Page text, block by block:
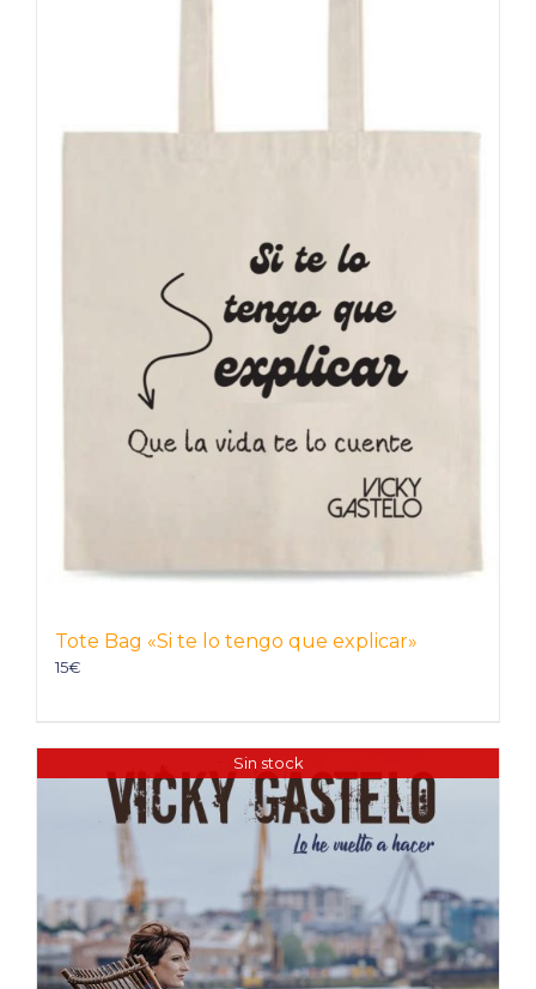
Tote Bag «Si te lo tengo que explicar»
15€
Sin stock